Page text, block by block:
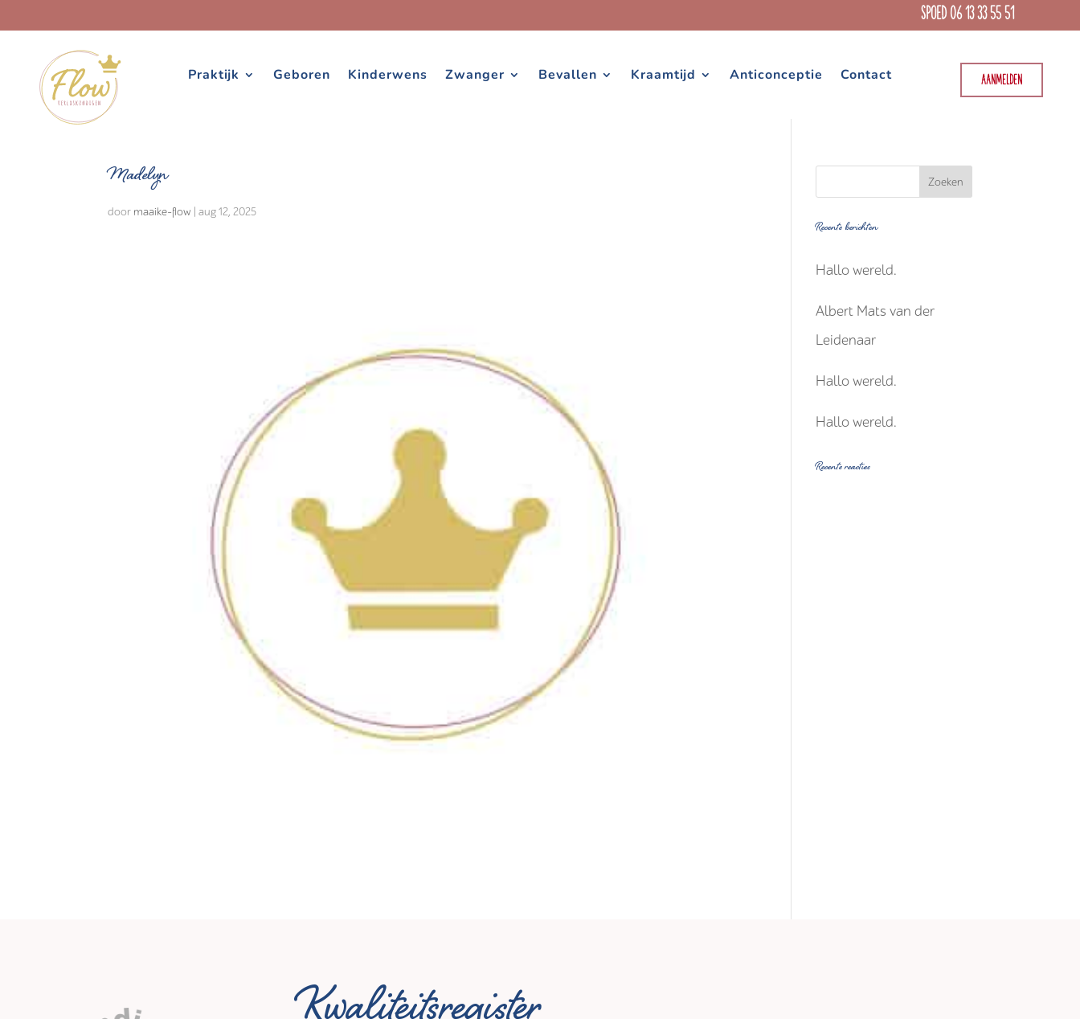
SPOED 06 13 33 55 51
Praktijk Geboren Kinderwens Zwanger Bevallen Kraamtijd Anticonceptie Contact AANMELDEN
Madelyn
door maaike-flow |aug 12, 2025
Recente berichten
Hallo wereld.
Albert Mats van der
Leidenaar
Hallo wereld.
Hallo wereld.
Recente reacties